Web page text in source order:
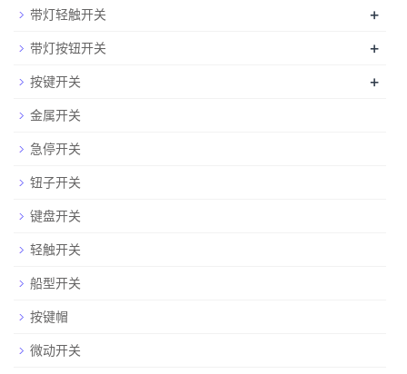
带灯轻触开关 +
带灯按钮开关 +
按键开关 +
金属开关
急停开关
钮子开关
键盘开关
轻触开关
船型开关
按键帽
微动开关